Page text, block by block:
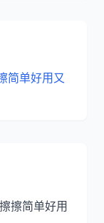
简单好用又
擦简单好用